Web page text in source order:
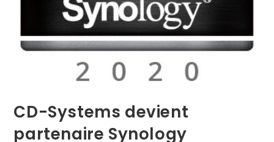
CD-Systems devient
partenaire Synology